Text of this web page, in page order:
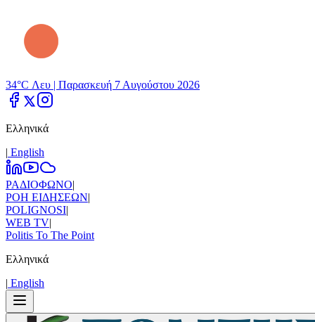
34°C Λευ | Παρασκευή 7 Αυγούστου 2026
Ελληνικά
| Εnglish
ΡΑΔΙΟΦΩΝΟ|
ΡΟΗ ΕΙΔΗΣΕΩΝ|
POLIGNOSI|
WEB TV|
Politis To The Point
Ελληνικά
| Εnglish